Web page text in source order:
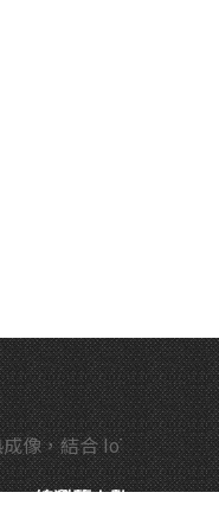
總瀏覽人數:5467900
結合 IoT 物聯網、雲